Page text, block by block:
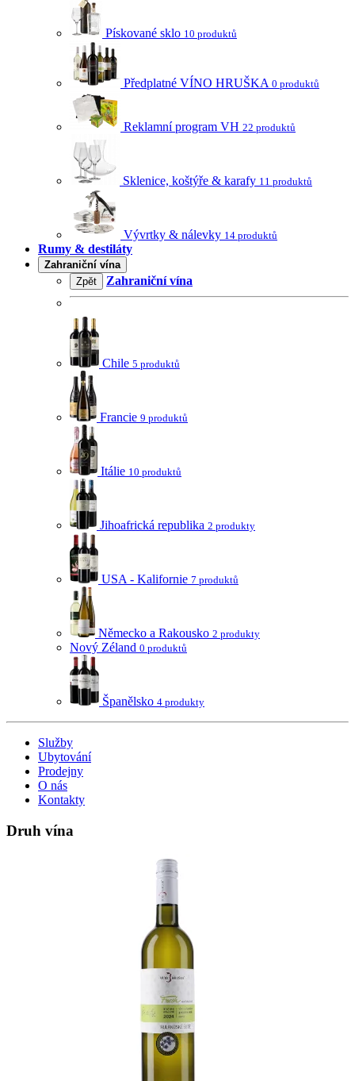
Pískované sklo 10 produktů
Předplatné VÍNO HRUŠKA 0 produktů
Reklamní program VH 22 produktů
Sklenice, koštýře & karafy 11 produktů
Vývrtky & nálevky 14 produktů
Rumy & destiláty
Zahraniční vína
Zpět
Zahraniční vína
Chile 5 produktů
Francie 9 produktů
Itálie 10 produktů
Jihoafrická republika 2 produkty
USA - Kalifornie 7 produktů
Německo a Rakousko 2 produkty
Nový Zéland 0 produktů
Španělsko 4 produkty
Služby
Ubytování
Prodejny
O nás
Kontakty
Druh vína